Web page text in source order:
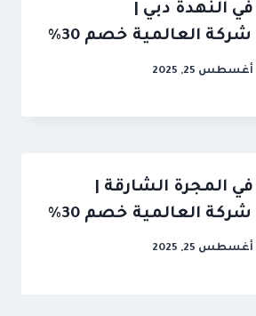
النهدة دبي |
أغسطس 25, 2025
المجرة الشارقة |
أغسطس 25, 2025